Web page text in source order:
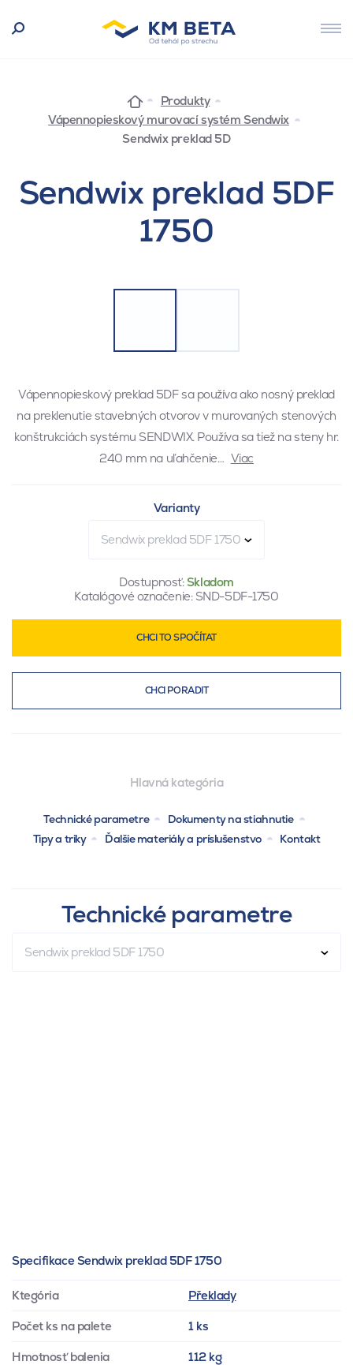
Produkty
Vápennopieskový murovací systém Sendwix
Sendwix preklad 5D
Sendwix preklad 5DF
1750
Vápennopieskový preklad 5DF sa používa ako nosný preklad
na preklenutie stavebných otvorov v murovaných stenových
konštrukciách systému SENDWIX. Používa sa tiež na steny hr.
240 mm na uľahčenie… Viac
Varianty
Sendwix preklad 5DF 1750
Dostupnosť:Skladom
Katalógové označenie: SND-5DF-1750
CHCI TO SPOČÍTAT
CHCI PORADIT
Hlavná kategória
Technické parametre
Dokumenty na stiahnutie
Tipy a triky
Ďalšie materiály a príslušenstvo Kontakt
Technické parametre
Sendwix preklad 5DF 1750
Specifikace Sendwix preklad 5DF 1750
Ktegória Překlady
Počet ks na palete 1 ks
Hmotnosť balenia 112 kg